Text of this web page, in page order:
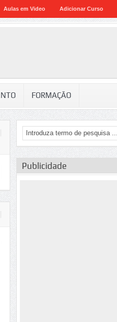
Aulas em Video Adicionar Curso
FORMAÇÃO
Publicidade